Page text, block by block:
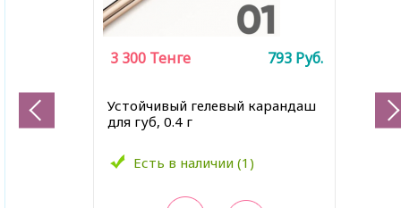
Устойчивый гелевый карандаш
для губ, 0.4 г
Есть в наличии (1)
3 300 Тенге 793 Руб.